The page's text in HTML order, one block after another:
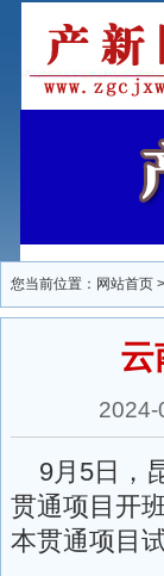
您当前位置： 网站首页
云
9月5日，
贯通项目开
本贯通项目试